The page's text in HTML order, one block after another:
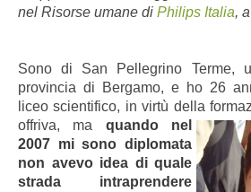
nel Risorse umane di Philips Italia,
Sono di San Pellegrino Terme,
provincia di Bergamo, e ho 26
liceo scientifico, in virtù della
offriva, ma quando nel
2007 mi sono diplomata
non avevo idea di quale
strada intraprendere